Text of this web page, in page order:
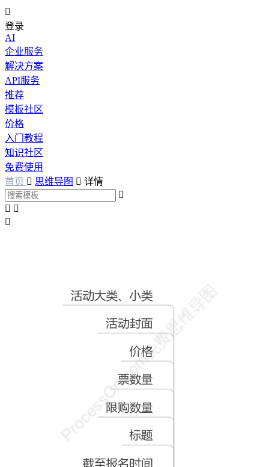

登录
AI
企业服务
解决方案
API服务
推荐
模板社区
价格
入门教程
知识社区
免费使用
首页  思维导图  详情

 
